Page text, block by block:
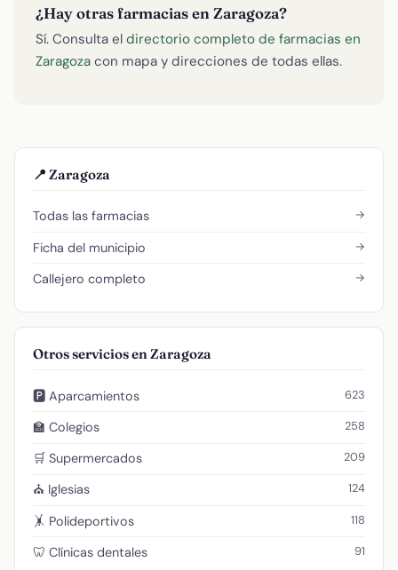
¿Hay otras farmacias en Zaragoza?
Sí. Consulta el directorio completo de farmacias en
Zaragoza con mapa y direcciones de todas ellas.
📍 Zaragoza
Todas las farmacias →
Ficha del municipio →
Callejero completo →
Otros servicios en Zaragoza
🅿️ Aparcamientos 623
🏫 Colegios 258
🛒 Supermercados 209
⛪ Iglesias 124
🤸 Polideportivos 118
🦷 Clínicas dentales 91